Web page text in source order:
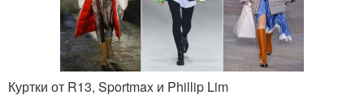
Куртки от R13, Sportmax и Phillip Lim